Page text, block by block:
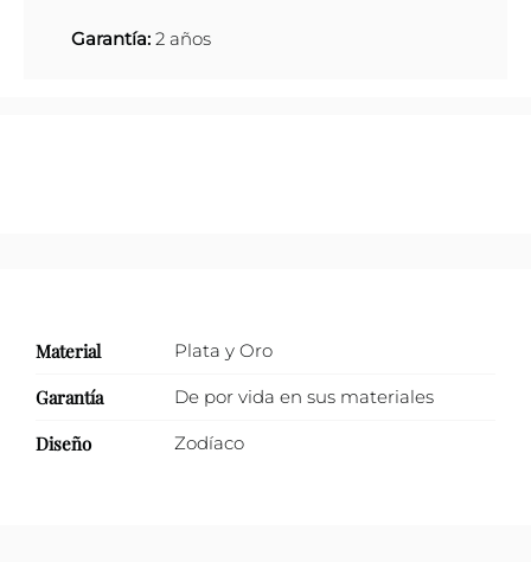
Garantía: 2 años
Material Plata y Oro
Garantía De por vida en sus materiales
Diseño Zodíaco